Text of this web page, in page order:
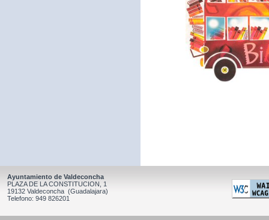
Ayuntamiento de Valdeconcha
PLAZA DE LA CONSTITUCION, 1
19132 Valdeconcha (Guadalajara)
Telefono: 949 826201